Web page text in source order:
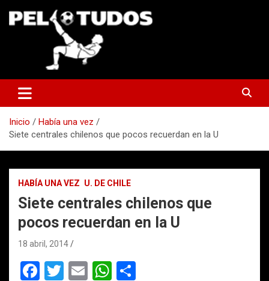
Inicio
Había una vez
Siete centrales chilenos que pocos recuerdan en la U
HABÍA UNA VEZ U. DE CHILE
Siete centrales chilenos que
pocos recuerdan en la U
18 abril, 2014
F
T
E
W